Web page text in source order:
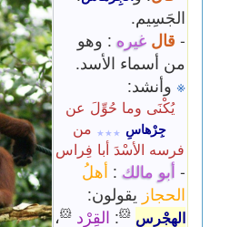
الجَسِيم.
- قال غيره : وهو
من أسماء الأسد.
※ وأنشد:
يُكْنَى وما حُوِّلَ عن
جِرْهاسِ ٭٭٭من
فرسه الأسْدَ أبا فِراس
- أبو مالك : أهلُ
الحجاز يقولون:
الهِجْرس 🐹
: القِرْد 🐹،